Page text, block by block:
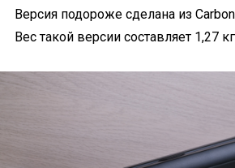
Версия подороже сделана из
Вес такой версии составляет 1,27